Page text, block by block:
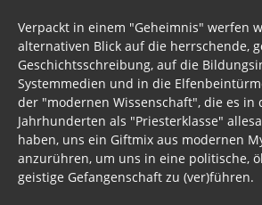
Verpackt in einem "Geheimnis" werfen
alternativen Blick auf die herrschende,
Geschichtsschreibung, auf die
Systemmedien und in die
der "modernen Wissenschaft", die es in
Jahrhunderten als "Priesterklasse"
haben, uns ein Giftmix aus modernen
anzurühren, um uns in eine politische,
geistige Gefangenschaft zu (ver)führen.